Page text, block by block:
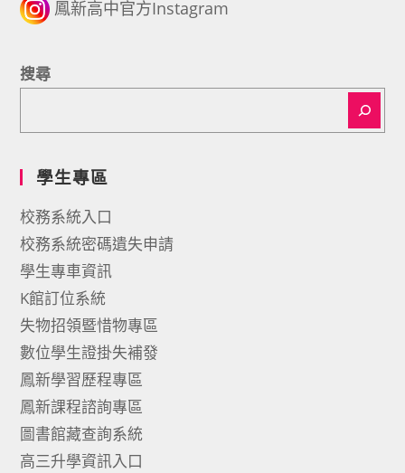
鳳新高中官方Instagram
搜尋
學生專區
校務系統入口
校務系統密碼遺失申請
學生專車資訊
K館訂位系統
失物招領暨惜物專區
數位學生證掛失補發
鳳新學習歷程專區
鳳新課程諮詢專區
圖書館藏查詢系統
高三升學資訊入口